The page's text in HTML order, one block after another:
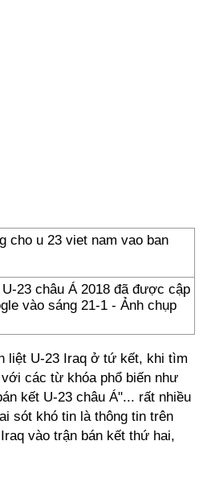
23 châu Á 2018 đã được cập
vào sáng 21-1 - Ảnh chụp
liệt U-23 Iraq ở tứ kết, khi tìm
các từ khóa phổ biến như
kết U-23 châu Á"... rất nhiều
sót khó tin là thông tin trên
vào trận bán kết thứ hai,